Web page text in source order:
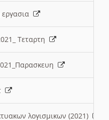
εργασια
Τεταρτη
λογισμικων (2021)